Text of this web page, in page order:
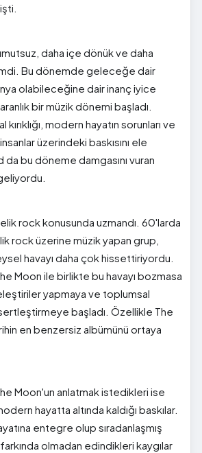
daha içe dönük ve daha
Bu dönemde geleceğe dair
olabileceğine dair inanç iyice
bir müzik dönemi başladı.
kırıklığı, modern hayatın sorunları ve
üzerindeki baskısını ele
da bu döneme damgasını vuran
rock konusunda uzmandı. 60'larda
rock üzerine müzik yapan grup,
havayı daha çok hissettiriyordu.
Moon ile birlikte bu havayı bozmasa
yapmaya ve toplumsal
başladı. Özellikle The
en benzersiz albümünü ortaya
Moon'un anlatmak istedikleri ise
hayatta altında kaldığı baskılar.
entegre olup sıradanlaşmış
olmadan edindikleri kaygılar